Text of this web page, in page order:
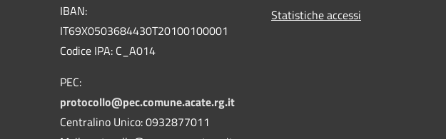
IBAN:
IT69X0503684430T20100100001
Codice IPA: C_A014
PEC:
protocollo@pec.comune.acate.rg.it
Centralino Unico: 0932877011
Statistiche accessi